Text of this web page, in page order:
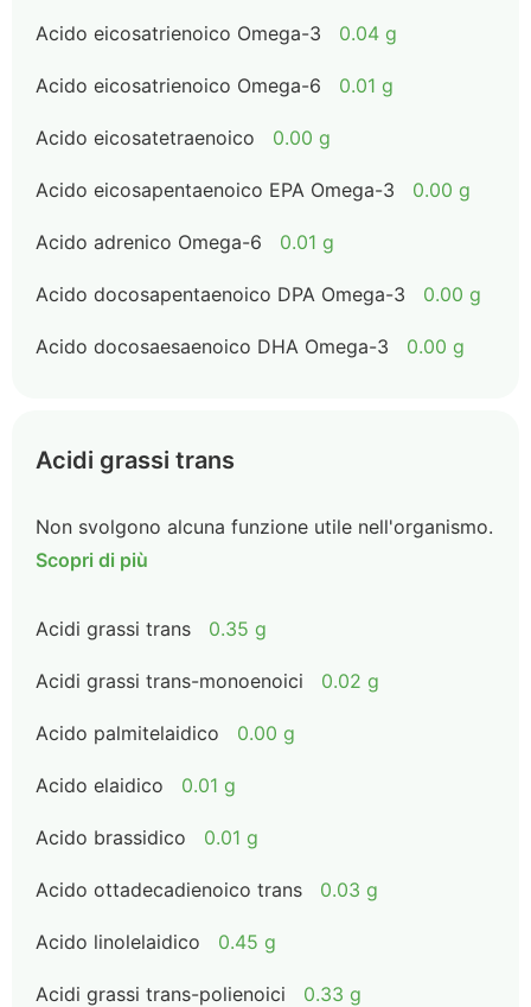
Acido eicosatrienoico Omega-3 0.04 g
Acido eicosatrienoico Omega-6 0.01 g
Acido eicosatetraenoico 0.00 g
Acido eicosapentaenoico EPA Omega-3 0.00 g
Acido adrenico Omega-6 0.01 g
Acido docosapentaenoico DPA Omega-3 0.00 g
Acido docosaesaenoico DHA Omega-3 0.00 g
Acidi grassi trans
Non svolgono alcuna funzione utile nell'organismo.
Scopri di più
Acidi grassi trans 0.35 g
Acidi grassi trans-monoenoici 0.02 g
Acido palmitelaidico 0.00 g
Acido elaidico 0.01 g
Acido brassidico 0.01 g
Acido ottadecadienoico trans 0.03 g
Acido linolelaidico 0.45 g
Acidi grassi trans-polienoici 0.33 g